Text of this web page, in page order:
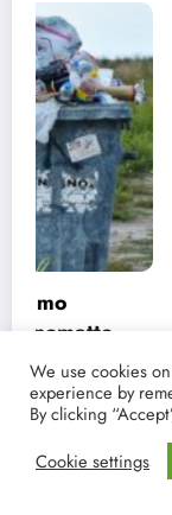
UNCATEGORIZED
Conoce las
tus películas
Magazine
21/03/2021
We use cookies
experience by
By clicking
Cookie settings